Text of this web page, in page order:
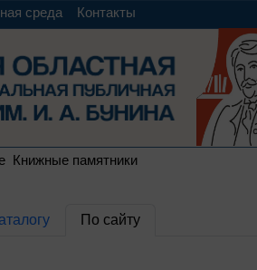
среда Контакты
Книжные памятники
По сайту